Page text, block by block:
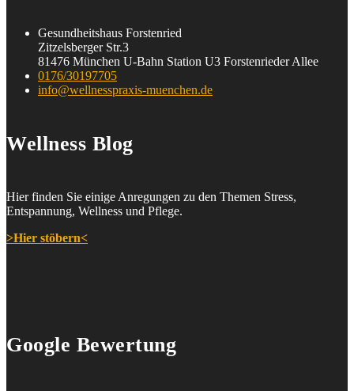
Gesundheitshaus Forstenried
Zitzelsberger Str.3
81476 München U-Bahn Station U3 Forstenrieder Allee
0176/30197705
info@wellnesspraxis-muenchen.de
Wellness Blog
Hier finden Sie einige Anregungen zu den Themen Stress,
Entspannung, Wellness und Pflege.
>Hier stöbern<
Google Bewertung